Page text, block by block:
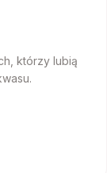
którzy lubią